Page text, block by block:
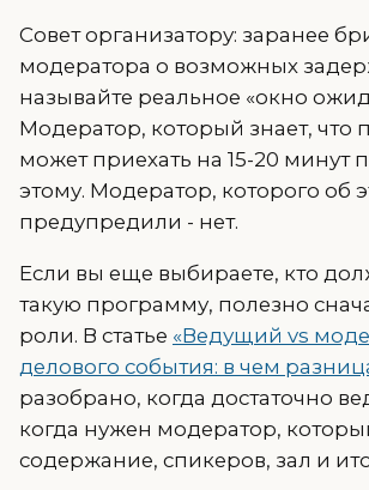
Совет организатору: заранее
модератора о возможных
называйте реальное «окно
Модератор, который знает, что
может приехать на 15-20 минут
этому. Модератор, которого об
предупредили - нет.
Если вы еще выбираете, кто
такую программу, полезно
роли. В статье «Ведущий vs
делового события: в чем
разобрано, когда достаточно
когда нужен модератор,
содержание, спикеров, зал и